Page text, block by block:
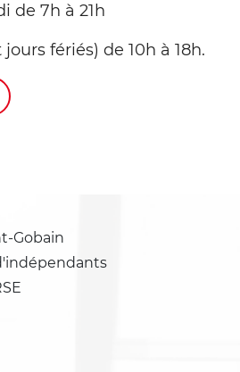
de 7h à 21h
fériés) de 10h à 18h.
Gobain